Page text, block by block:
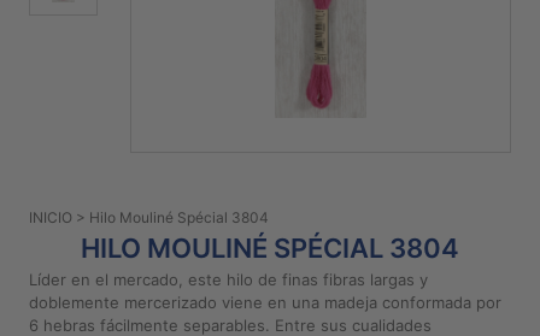
Preguntas
frecuentes
Aviso De
Privacidad
INICIO > Hilo Mouliné Spécial 3804
HILO MOULINÉ SPÉCIAL 3804
Líder en el mercado, este hilo de finas fibras largas y
doblemente mercerizado viene en una madeja conformada por
6 hebras fácilmente separables. Entre sus cualidades